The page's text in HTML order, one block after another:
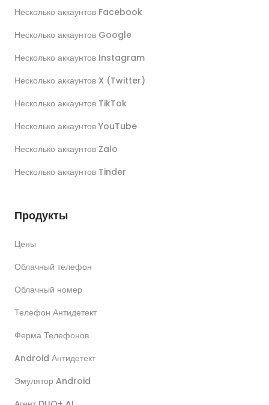
Несколько аккаунтов Facebook
Несколько аккаунтов Google
Несколько аккаунтов Instagram
Несколько аккаунтов X (Twitter)
Несколько аккаунтов TikTok
Несколько аккаунтов YouTube
Несколько аккаунтов Zalo
Несколько аккаунтов Tinder
Продукты
Цены
Облачный телефон
Облачный номер
Телефон Антидетект
Ферма Телефонов
Android Антидетект
Эмулятор Android